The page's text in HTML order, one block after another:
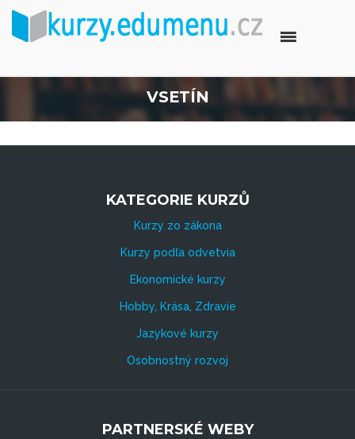
VSETÍN
KATEGORIE KURZŮ
Kurzy zo zákona
Kurzy podľa odvetvia
Ekonomické kurzy
Hobby, Krása, Zdravie
Jazykové kurzy
Osobnostný rozvoj
PARTNERSKÉ WEBY